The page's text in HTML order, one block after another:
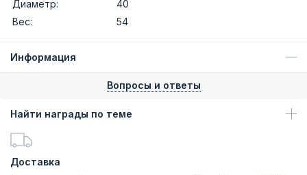
Диаметр:
40
Вес:
54
Информация
Вопросы и ответы
Найти награды по теме
Доставка